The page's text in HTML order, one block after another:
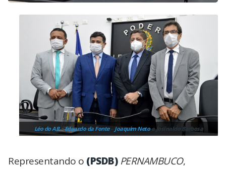
Léo do AR–Eduardo da Fonte– Joaquim Netoe Josinaldo Barbosa
Representando o (PSDB) PERNAMBUCO,